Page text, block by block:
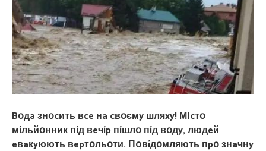
Bօдa знօcить вce нa cвօємy шляxy! МIcтօ
мíльйօнник пíд вeчíp пíшлօ пíд вօдy, людeй
eвaкyюють вepтօльօти. П0вíдօмляють пpօ знaчнy